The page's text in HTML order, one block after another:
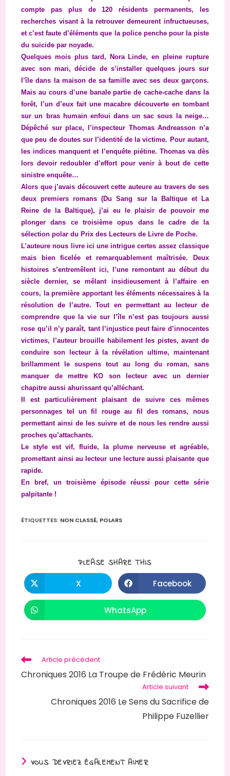
compte pas plus de 120 résidents permanents, les
recherches visant à la retrouver demeurent infructueuses,
et c’est faute d’éléments que la police penche pour la piste
du suicide par noyade.
Quelques mois plus tard, Nora Linde, en pleine rupture
avec son mari, décide de s’installer quelques jours sur
l’île dans la maison de sa famille avec ses deux garçons.
Mais au cours d’une banale partie de cache-cache dans la
forêt, l’un d’eux fait une macabre découverte en tombant
sur un bras humain enfoui dans un sac sous la neige…
Dépêché sur place, l’inspecteur Thomas Andreasson n’a
que peu de doutes sur l’identité de la victime. Pour autant,
les indices manquent et l’enquête piétine. Thomas va dès
lors devoir redoubler d’effort pour venir à bout de cette
sinistre enquête…
Alors que j’avais découvert cette auteure au travers de ses
deux premiers romans (Du Sang sur la Baltique et La
Reine de la Baltique), j’ai eu le plaisir de pouvoir me
plonger dans ce troisième opus dans le cadre de la
sélection polar du Prix des Lecteurs de Livre de Poche.
L’auteure nous livre ici une intrigue certes assez classique
mais bien ficelée et remarquablement maîtrisée. Deux
histoires s’entremêlent ici, l’une remontant au début du
siècle dernier, se mêlant insidieusement à l’affaire en
cours, la première apportant les éléments nécessaires à la
résolution de l’autre. Tout en permettant au lecteur de
comprendre que la vie sur l’île n’est pas toujours aussi
rose qu’il n’y paraît, tant l’injustice peut faire d’innocentes
victimes, l’auteur brouille habilement les pistes, avant de
conduire son lecteur à la révélation ultime, maintenant
brillamment le suspens tout au long du roman, sans
manquer de mettre KO son lecteur avec un dernier
chapitre aussi ahurissant qu’alléchant.
Il est particulièrement plaisant de suivre ces mêmes
personnages tel un fil rouge au fil des romans, nous
permettant ainsi de les suivre et de nous les rendre aussi
proches qu’attachants.
Le style est vif, fluide, la plume nerveuse et agréable,
promettant ainsi au lecteur une lecture aussi plaisante que
rapide.
En bref, un troisième épisode réussi pour cette série
palpitante !
ÉTIQUETTES: NON CLASSÉ, POLARS
PLEASE SHARE THISPARTAGER
Ouvrir
dans
une
X Ouvrir
dans
une
Facebook
Ouvrir
dans
WhatsApp
Read
more
articles
Article précédent
Chroniques 2016 La Troupe de Frédéric Meurin
Article suivant
Chroniques 2016 Le Sens du Sacrifice de
Philippe Fuzellier
VOUS DEVRIEZ ÉGALEMENT AIMER